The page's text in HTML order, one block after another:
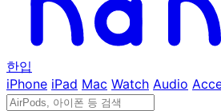
한입
iPhone iPad Mac Watch Audio